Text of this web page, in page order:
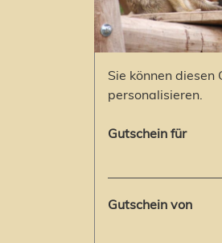
Sie können diesen
personalisieren.
Gutschein für
Gutschein von